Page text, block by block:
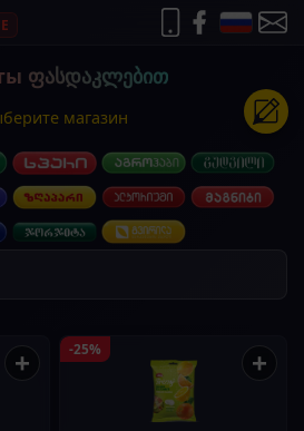
ფასდაკლებით
магазин
+ -25% +